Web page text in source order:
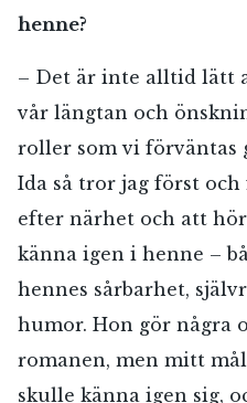
henne?
– Det är inte alltid lätt
vår längtan och
roller som vi förväntas
Ida så tror jag först
efter närhet och att
känna igen i henne –
hennes sårbarhet,
humor. Hon gör några
romanen, men mitt
skulle känna igen sig,